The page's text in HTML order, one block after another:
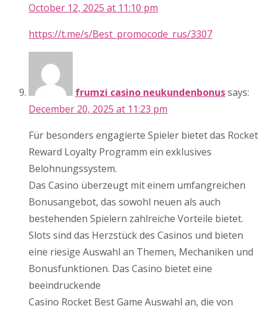
October 12, 2025 at 11:10 pm
https://t.me/s/Best_promocode_rus/3307
frumzi casino neukundenbonussays:
December 20, 2025 at 11:23 pm
Für besonders engagierte Spieler bietet das Rocket
Reward Loyalty Programm ein exklusives
Belohnungssystem.
Das Casino überzeugt mit einem umfangreichen
Bonusangebot, das sowohl neuen als auch
bestehenden Spielern zahlreiche Vorteile bietet.
Slots sind das Herzstück des Casinos und bieten
eine riesige Auswahl an Themen, Mechaniken und
Bonusfunktionen. Das Casino bietet eine
beeindruckende
Casino Rocket Best Game Auswahl an, die von